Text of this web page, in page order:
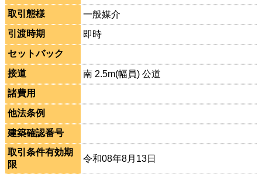
取引態様
一般媒介
引渡時期
即時
セットバック
接道
南 2.5m(幅員) 公道
諸費用
他法条例
建築確認番号
取引条件有効期
限
令和08年8月13日